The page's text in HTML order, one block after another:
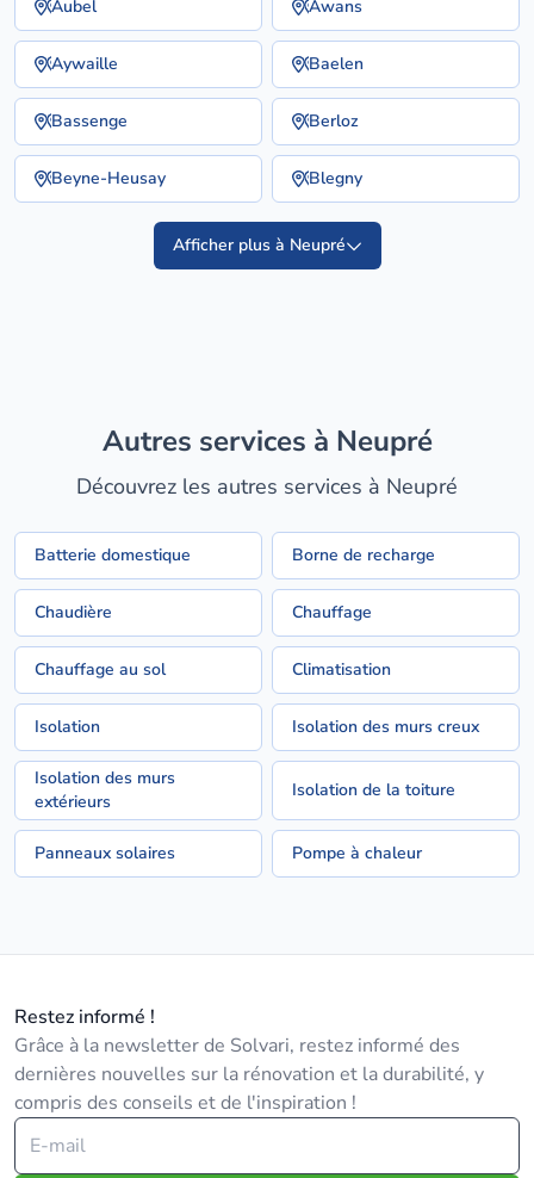
Aubel Awans
Aywaille Baelen
Bassenge Berloz
Beyne-Heusay Blegny
Afficher plus à Neupré
Autres services à Neupré
Découvrez les autres services à Neupré
Batterie domestique Borne de recharge
Chaudière Chauffage
Chauffage au sol Climatisation
Isolation Isolation des murs creux
Isolation des murs
extérieurs
Isolation de la toiture
Panneaux solaires Pompe à chaleur
Restez informé !
Grâce à la newsletter de Solvari, restez informé des
dernières nouvelles sur la rénovation et la durabilité, y
compris des conseils et de l'inspiration !